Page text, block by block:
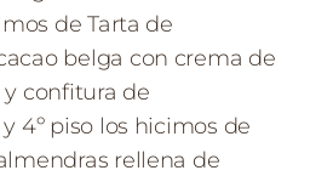
de Tarta de
belga con crema de
confitura de
4º piso los hicimos de
rellena de